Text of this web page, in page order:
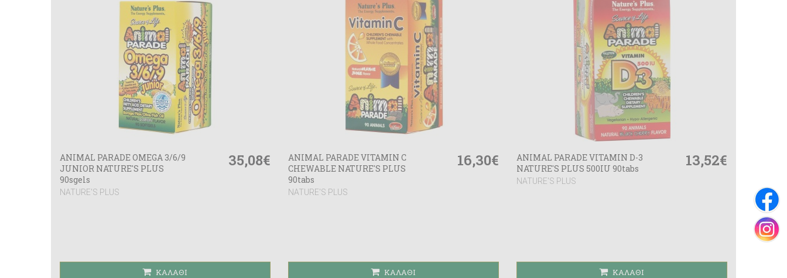
ANIMAL PARADE OMEGA 3/6/9
JUNIOR NATURE'S PLUS
90sgels
NATURE'S PLUS
35,08€
ΚΑΛΆΘΙ
ANIMAL PARADE VITAMIN C
CHEWABLE NATURE'S PLUS
90tabs
NATURE'S PLUS
16,30€
ΚΑΛΆΘΙ
ANIMAL PARADE VITAMIN D-3
NATURE'S PLUS 500IU 90tabs
NATURE'S PLUS
13,52€
ΚΑΛΆΘΙ